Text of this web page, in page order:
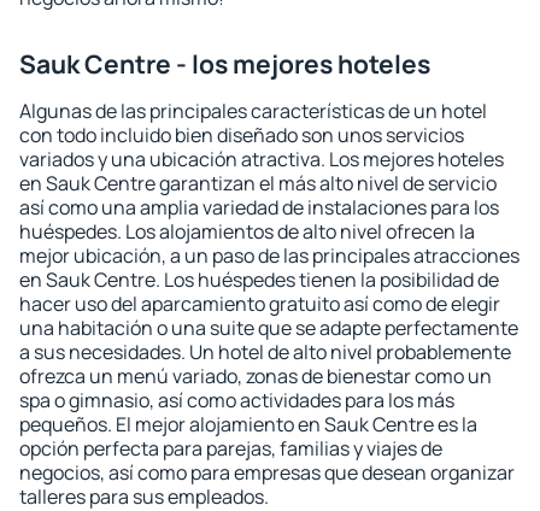
Sauk Centre - los mejores hoteles
Algunas de las principales características de un hotel
con todo incluido bien diseñado son unos servicios
variados y una ubicación atractiva. Los mejores hoteles
en Sauk Centre garantizan el más alto nivel de servicio
así como una amplia variedad de instalaciones para los
huéspedes. Los alojamientos de alto nivel ofrecen la
mejor ubicación, a un paso de las principales atracciones
en Sauk Centre. Los huéspedes tienen la posibilidad de
hacer uso del aparcamiento gratuito así como de elegir
una habitación o una suite que se adapte perfectamente
a sus necesidades. Un hotel de alto nivel probablemente
ofrezca un menú variado, zonas de bienestar como un
spa o gimnasio, así como actividades para los más
pequeños. El mejor alojamiento en Sauk Centre es la
opción perfecta para parejas, familias y viajes de
negocios, así como para empresas que desean organizar
talleres para sus empleados.